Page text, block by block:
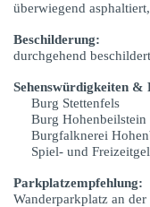
überwiegend
Beschilderung:
durchgehend
Sehenswürdigkeiten &
Burg Stettenfels
Burg Hohenbeilstein
Burgfalknerei
Spiel- und
Parkplatzempfehlung:
Wanderparkplatz an